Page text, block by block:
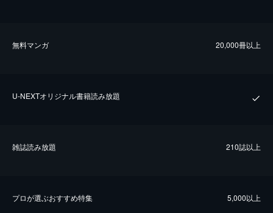
無料マンガ 20,000冊以上
U-NEXTオリジナル書籍読み放題
雑誌読み放題 210誌以上
プロが選ぶおすすめ特集 5,000以上